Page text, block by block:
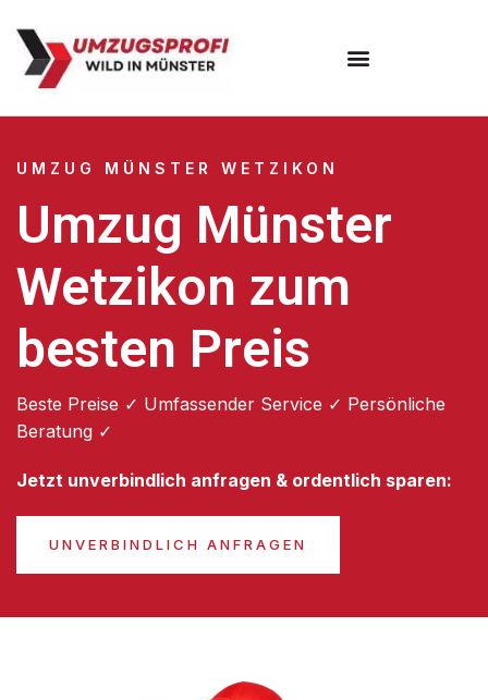
UMZUG MÜNSTER WETZIKON
Umzug Münster
Wetzikon zum
besten Preis
Beste Preise ✓ Umfassender Service ✓ Persönliche
Beratung ✓
Jetzt unverbindlich anfragen & ordentlich sparen:
UNVERBINDLICH ANFRAGEN